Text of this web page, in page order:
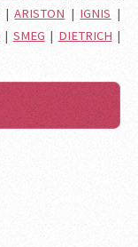
|ARISTON | IGNIS |
| SMEG | DIETRICH |